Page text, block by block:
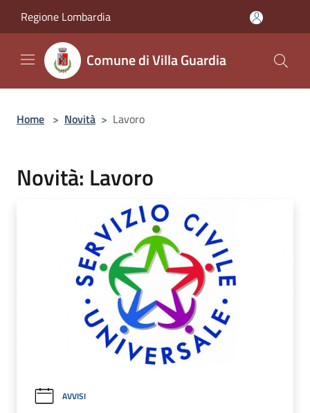
Regione Lombardia
Comune di Villa Guardia
Home > Novità > Lavoro
Novità: Lavoro
AVVISI